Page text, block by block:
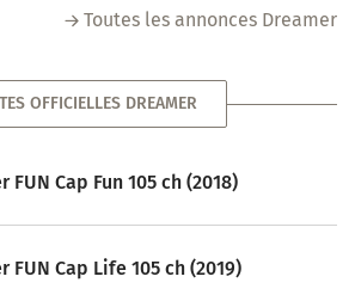
Toutes les annonces Dreamer
OFFICIELLES DREAMER
FUN Cap Fun 105 ch (2018)
FUN Cap Life 105 ch (2019)